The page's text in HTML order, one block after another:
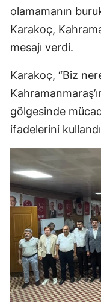
olamamanın
Karakoç,
mesajı verdi.
Karakoç, “Biz
gölgesinde
ifadelerini